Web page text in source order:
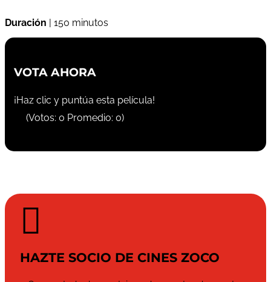
Duración | 150 minutos
VOTA AHORA
¡Haz clic y puntúa esta película!
(Votos: 0 Promedio: 0)

HAZTE SOCIO DE CINES ZOCO